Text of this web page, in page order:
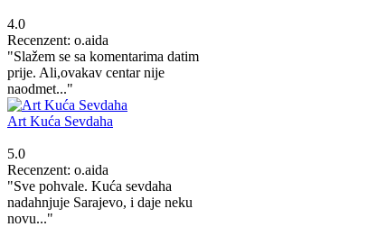
4.0
Recenzent: o.aida
"Slažem se sa komentarima datim
prije. Ali,ovakav centar nije
naodmet..."
Art Kuća Sevdaha
5.0
Recenzent: o.aida
"Sve pohvale. Kuća sevdaha
nadahnjuje Sarajevo, i daje neku
novu..."